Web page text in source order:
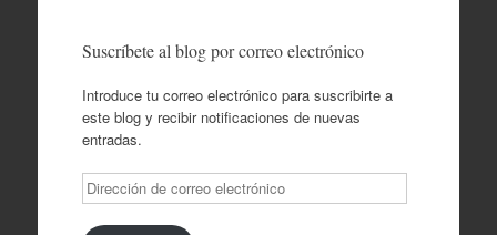
Suscríbete al blog por correo electrónico
Introduce tu correo electrónico para suscribirte a
este blog y recibir notificaciones de nuevas
entradas.
Dirección
de
correo